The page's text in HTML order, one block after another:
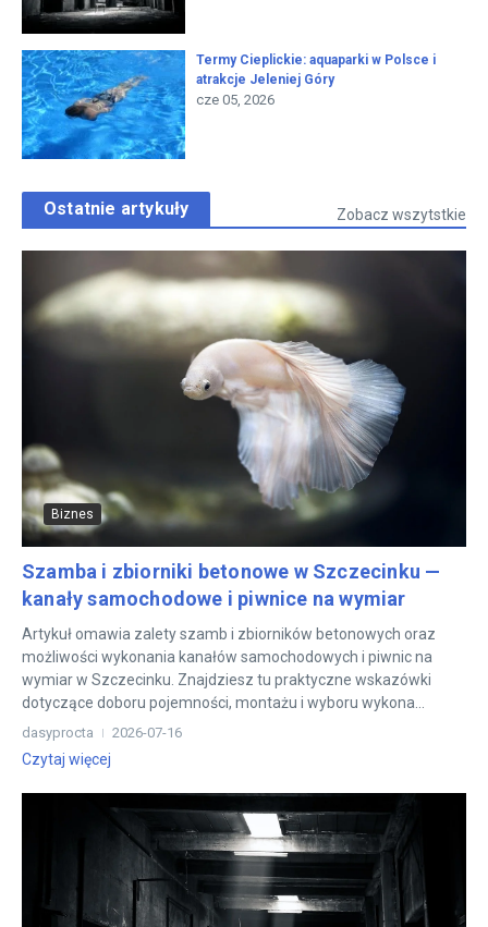
Termy Cieplickie: aquaparki w Polsce i
atrakcje Jeleniej Góry
cze 05, 2026
Ostatnie artykuły Zobacz wszytstkie
Biznes
Szamba i zbiorniki betonowe w Szczecinku —
kanały samochodowe i piwnice na wymiar
Artykuł omawia zalety szamb i zbiorników betonowych oraz
możliwości wykonania kanałów samochodowych i piwnic na
wymiar w Szczecinku. Znajdziesz tu praktyczne wskazówki
dotyczące doboru pojemności, montażu i wyboru wykona...
dasyprocta 2026-07-16
Czytaj więcej